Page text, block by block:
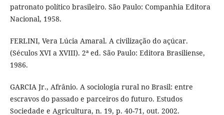
patronato político brasileiro. São Paulo: Companhia Editora
Nacional, 1958.
FERLINI, Vera Lúcia Amaral. A civilização do açúcar.
(Séculos XVI a XVIII). 2ª ed. São Paulo: Editora Brasiliense,
1986.
GARCIA Jr., Afrânio. A sociologia rural no Brasil: entre
escravos do passado e parceiros do futuro. Estudos
Sociedade e Agricultura, n. 19, p. 40-71, out. 2002.